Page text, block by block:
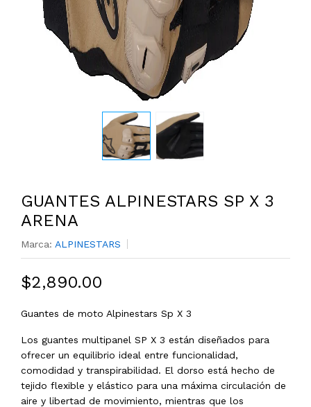
GUANTES ALPINESTARS SP X 3
ARENA
Marca: ALPINESTARS
$2,890.00
Guantes de moto Alpinestars Sp X 3
Los guantes multipanel SP X 3 están diseñados para
ofrecer un equilibrio ideal entre funcionalidad,
comodidad y transpirabilidad. El dorso está hecho de
tejido flexible y elástico para una máxima circulación de
aire y libertad de movimiento, mientras que los